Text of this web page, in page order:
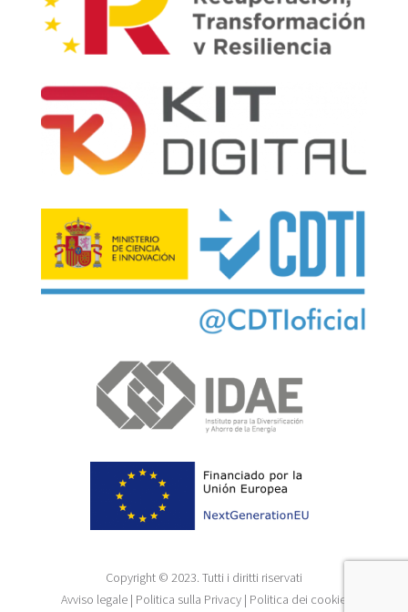
Copyright © 2023. Tutti i diritti riservati
Avviso legale | Politica sulla Privacy | Politica dei cookie